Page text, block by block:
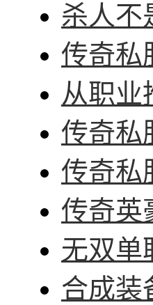
杀人不
传奇私
从职业
传奇私
传奇私
传奇英
无双单
合成装